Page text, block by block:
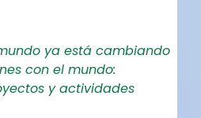
ya está cambiando
con el mundo:
y actividades